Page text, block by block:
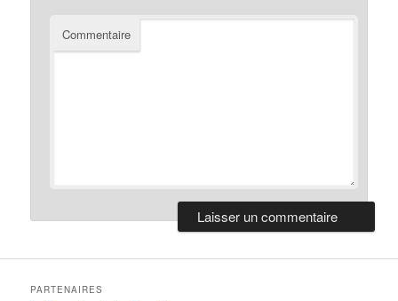
Commentaire
PARTENAIRES